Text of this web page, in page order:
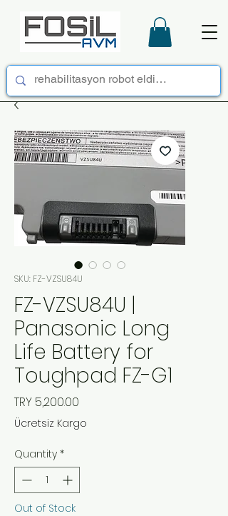
SKU: FZ-VZSU84U
FZ-VZSU84U |
Panasonic Long
Life Battery for
Toughpad FZ-G1
TRY 5,200.00
Ücretsiz Kargo
Quantity *
Out of Stock